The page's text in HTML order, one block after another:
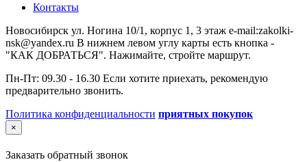
Контакты
Новосибирск ул. Ногина 10/1, корпус 1, 3 этаж e-mail:zakolki-
nsk@yandex.ru В нижнем левом углу карты есть кнопка -
"КАК ДОБРАТЬСЯ". Нажимайте, стройте маршрут.
Пн-Пт: 09.30 - 16.30 Если хотите приехать, рекомендую
предварительно звонить.
Политика конфиденциальности приятных покупок
×
Заказать обратный звонок